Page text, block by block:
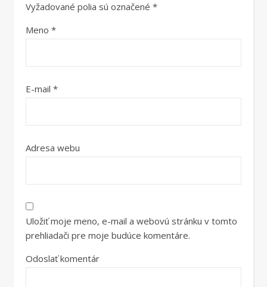
Vyžadované polia sú označené *
Meno *
E-mail *
Adresa webu
Uložiť moje meno, e-mail a webovú stránku v tomto
prehliadači pre moje budúce komentáre.
Odoslať komentár